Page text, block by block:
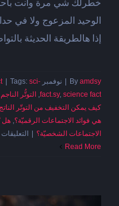
خطرلك شي مرة وانت
الوحيد المزعوج ولا
إذا هالطريقة الحديثة
Byamdsy نوفمبر 19th, 2023 Tags:sci-
fact.sy,science fact
, التوتُّر
كيف يمكن التخفيف من التوتّر
هي فوائد الاجتماعات الرقميّة؟, هل
الاجتماعات الشخصيّة؟
التعليقات
Read More